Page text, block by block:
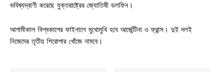
ভবিষ্যদ্বাণী করেছে যুক্তরাষ্ট্রের জ্যোতিষী ডলফিন।
আগামীকাল বিশ্বকাপের ফাইনালে মুখোমুখি হবে আর্জেন্টিনা ও ফ্রান্স। দুই দলই
নিজেদের তৃতীয় শিরোপার খোঁজে নামবে।